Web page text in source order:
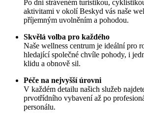
Po dni stráveném turistikou,
aktivitami v okolí Beskyd vás naše
příjemným uvolněním a pohodou.
Skvělá volba pro každého
Naše wellness centrum je ideální pro
hledající společné chvíle pohody, i
klidu a obnově sil.
Péče na nejvyšší úrovni
V každém detailu našich služeb
prvotřídního vybavení až po
personálu.